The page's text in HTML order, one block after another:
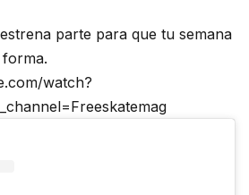
parte para que tu semana
watch?